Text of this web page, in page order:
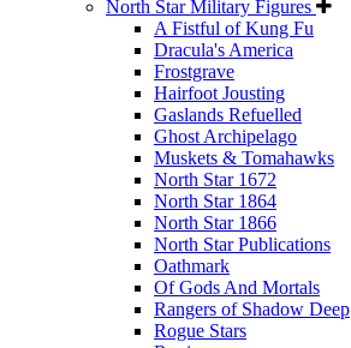
North Star Military Figures
A Fistful of Kung Fu
Dracula's America
Frostgrave
Hairfoot Jousting
Gaslands Refuelled
Ghost Archipelago
Muskets & Tomahawks
North Star 1672
North Star 1864
North Star 1866
North Star Publications
Oathmark
Of Gods And Mortals
Rangers of Shadow Deep
Rogue Stars